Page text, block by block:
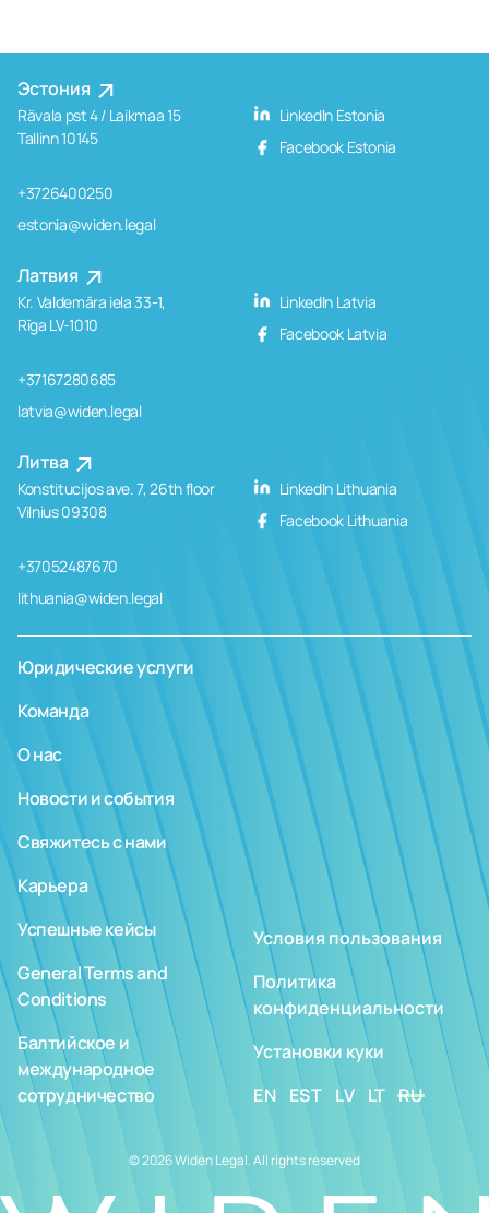
Эстония
Rävala pst 4 / Laikmaa 15
Tallinn 10145
+3726400250
estonia@widen.legal
LinkedIn Estonia
Facebook Estonia
Латвия
Kr. Valdemāra iela 33-1,
Rīga LV-1010
+37167280685
latvia@widen.legal
LinkedIn Latvia
Facebook Latvia
Литва
Konstitucijos ave. 7, 26th floor
Vilnius 09308
+37052487670
lithuania@widen.legal
LinkedIn Lithuania
Facebook Lithuania
Юридические услуги
Команда
О нас
Новости и события
Свяжитесь с нами
Карьера
Успешные кейсы
General Terms and
Conditions
Балтийское и
международное
сотрудничество
Условия пользования
Политика
конфиденциальности
Установки куки
EN EST LV LT RU
© 2026 Widen Legal. All rights reserved